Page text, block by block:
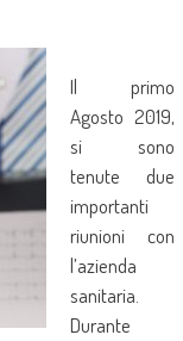
Il primo
Agosto 2019,
si sono
tenute due
importanti
riunioni con
l’azienda
sanitaria.
Durante